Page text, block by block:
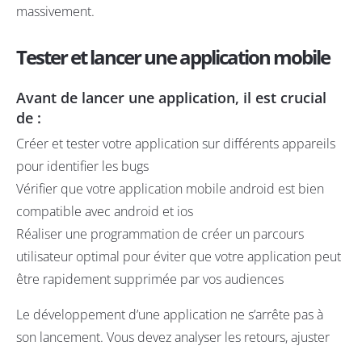
massivement.
Tester et lancer une application mobile
Avant de lancer une application, il est crucial
de :
Créer et tester votre application sur différents appareils
pour identifier les bugs
Vérifier que votre application mobile android est bien
compatible avec android et ios
Réaliser une programmation de créer un parcours
utilisateur optimal pour éviter que votre application peut
être rapidement supprimée par vos audiences
Le développement d’une application ne s’arrête pas à
son lancement. Vous devez analyser les retours, ajuster